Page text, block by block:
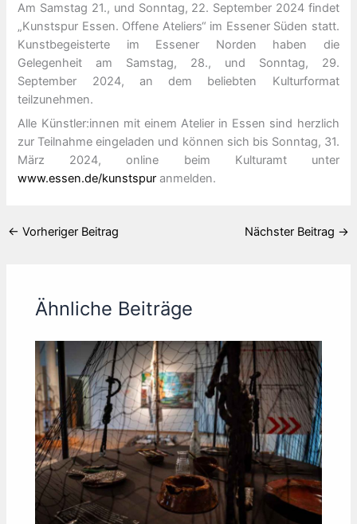
Am Samstag 21., und Sonntag, 22. September 2024 findet
„Kunstspur Essen. Offene Ateliers“ im Essener Süden statt.
Kunstbegeisterte im Essener Norden haben die
Gelegenheit am Samstag, 28., und Sonntag, 29.
September 2024, an dem beliebten Kulturformat
teilzunehmen.
Alle Künstler:innen mit einem Atelier in Essen sind herzlich
zur Teilnahme eingeladen und können sich bis Sonntag, 31.
März 2024, online beim Kulturamt unter
www.essen.de/kunstspur anmelden.
← Vorheriger Beitrag Nächster Beitrag →
Ähnliche Beiträge